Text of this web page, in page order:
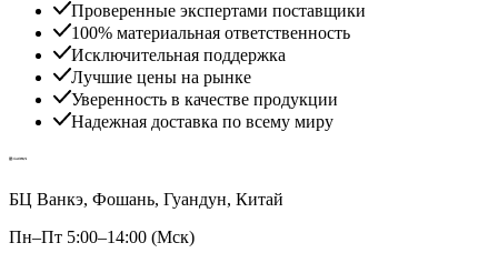
Проверенные экспертами поставщики
100% материальная ответственность
Исключительная поддержка
Лучшие цены на рынке
Уверенность в качестве продукции
Надежная доставка по всему миру
БЦ Ванкэ, Фошань, Гуандун, Китай
Пн–Пт 5:00–14:00 (Мск)